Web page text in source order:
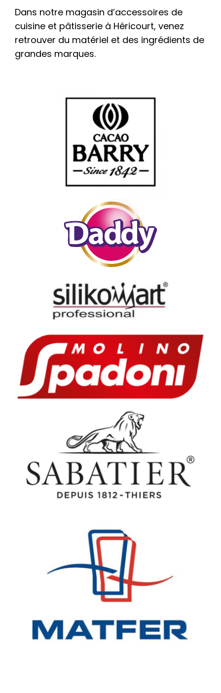
Dans notre magasin d’accessoires de
cuisine et pâtisserie à Héricourt, venez
retrouver du matériel et des ingrédients de
grandes marques.